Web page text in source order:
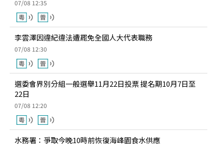
07/08 12:35
李雲澤因違紀違法遭罷免全國人大代表職務
07/08 12:30
選委會界別分組一般選舉11月22日投票 提名期10月7日至
22日
07/08 12:20
水務署：爭取今晚10時前恢復海峰園食水供應